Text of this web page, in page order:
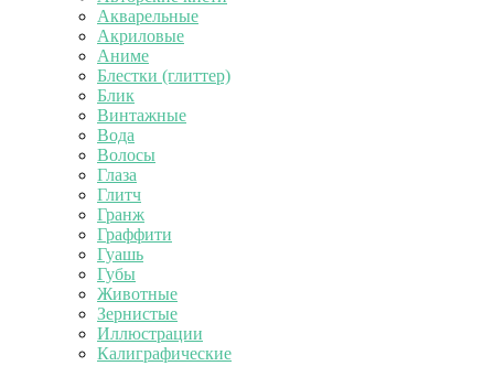
Акварельные
Акриловые
Аниме
Блестки (глиттер)
Блик
Винтажные
Вода
Волосы
Глаза
Глитч
Гранж
Граффити
Гуашь
Губы
Животные
Зернистые
Иллюстрации
Калиграфические